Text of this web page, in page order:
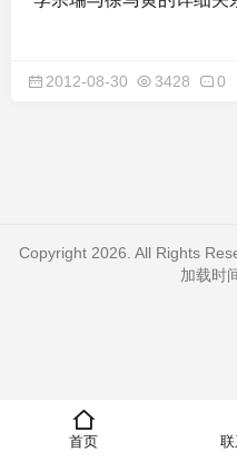
2012-08-30 3428 0
Copyright 2026. All Rights
加载时
首页